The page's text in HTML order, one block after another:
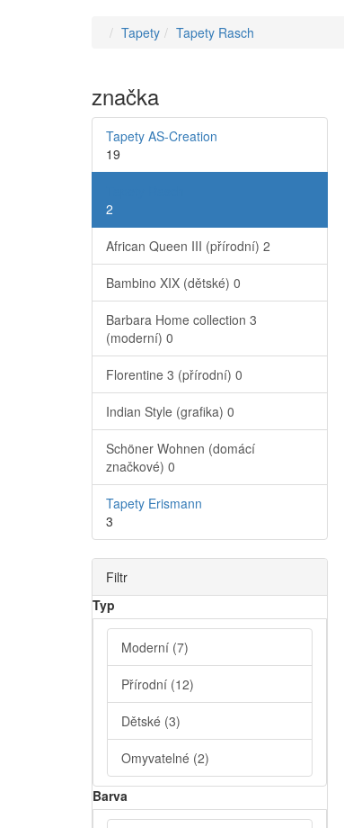
Tapety Tapety Rasch
značka
Tapety AS-Creation
19
2
African Queen III (přírodní) 2
Bambino XIX (dětské) 0
Barbara Home collection 3
(moderní) 0
Florentine 3 (přírodní) 0
Indian Style (grafika) 0
Schöner Wohnen (domácí
značkové) 0
Tapety Erismann
3
Filtr
Typ
Moderní (7)
Přírodní (12)
Dětské (3)
Omyvatelné (2)
Barva